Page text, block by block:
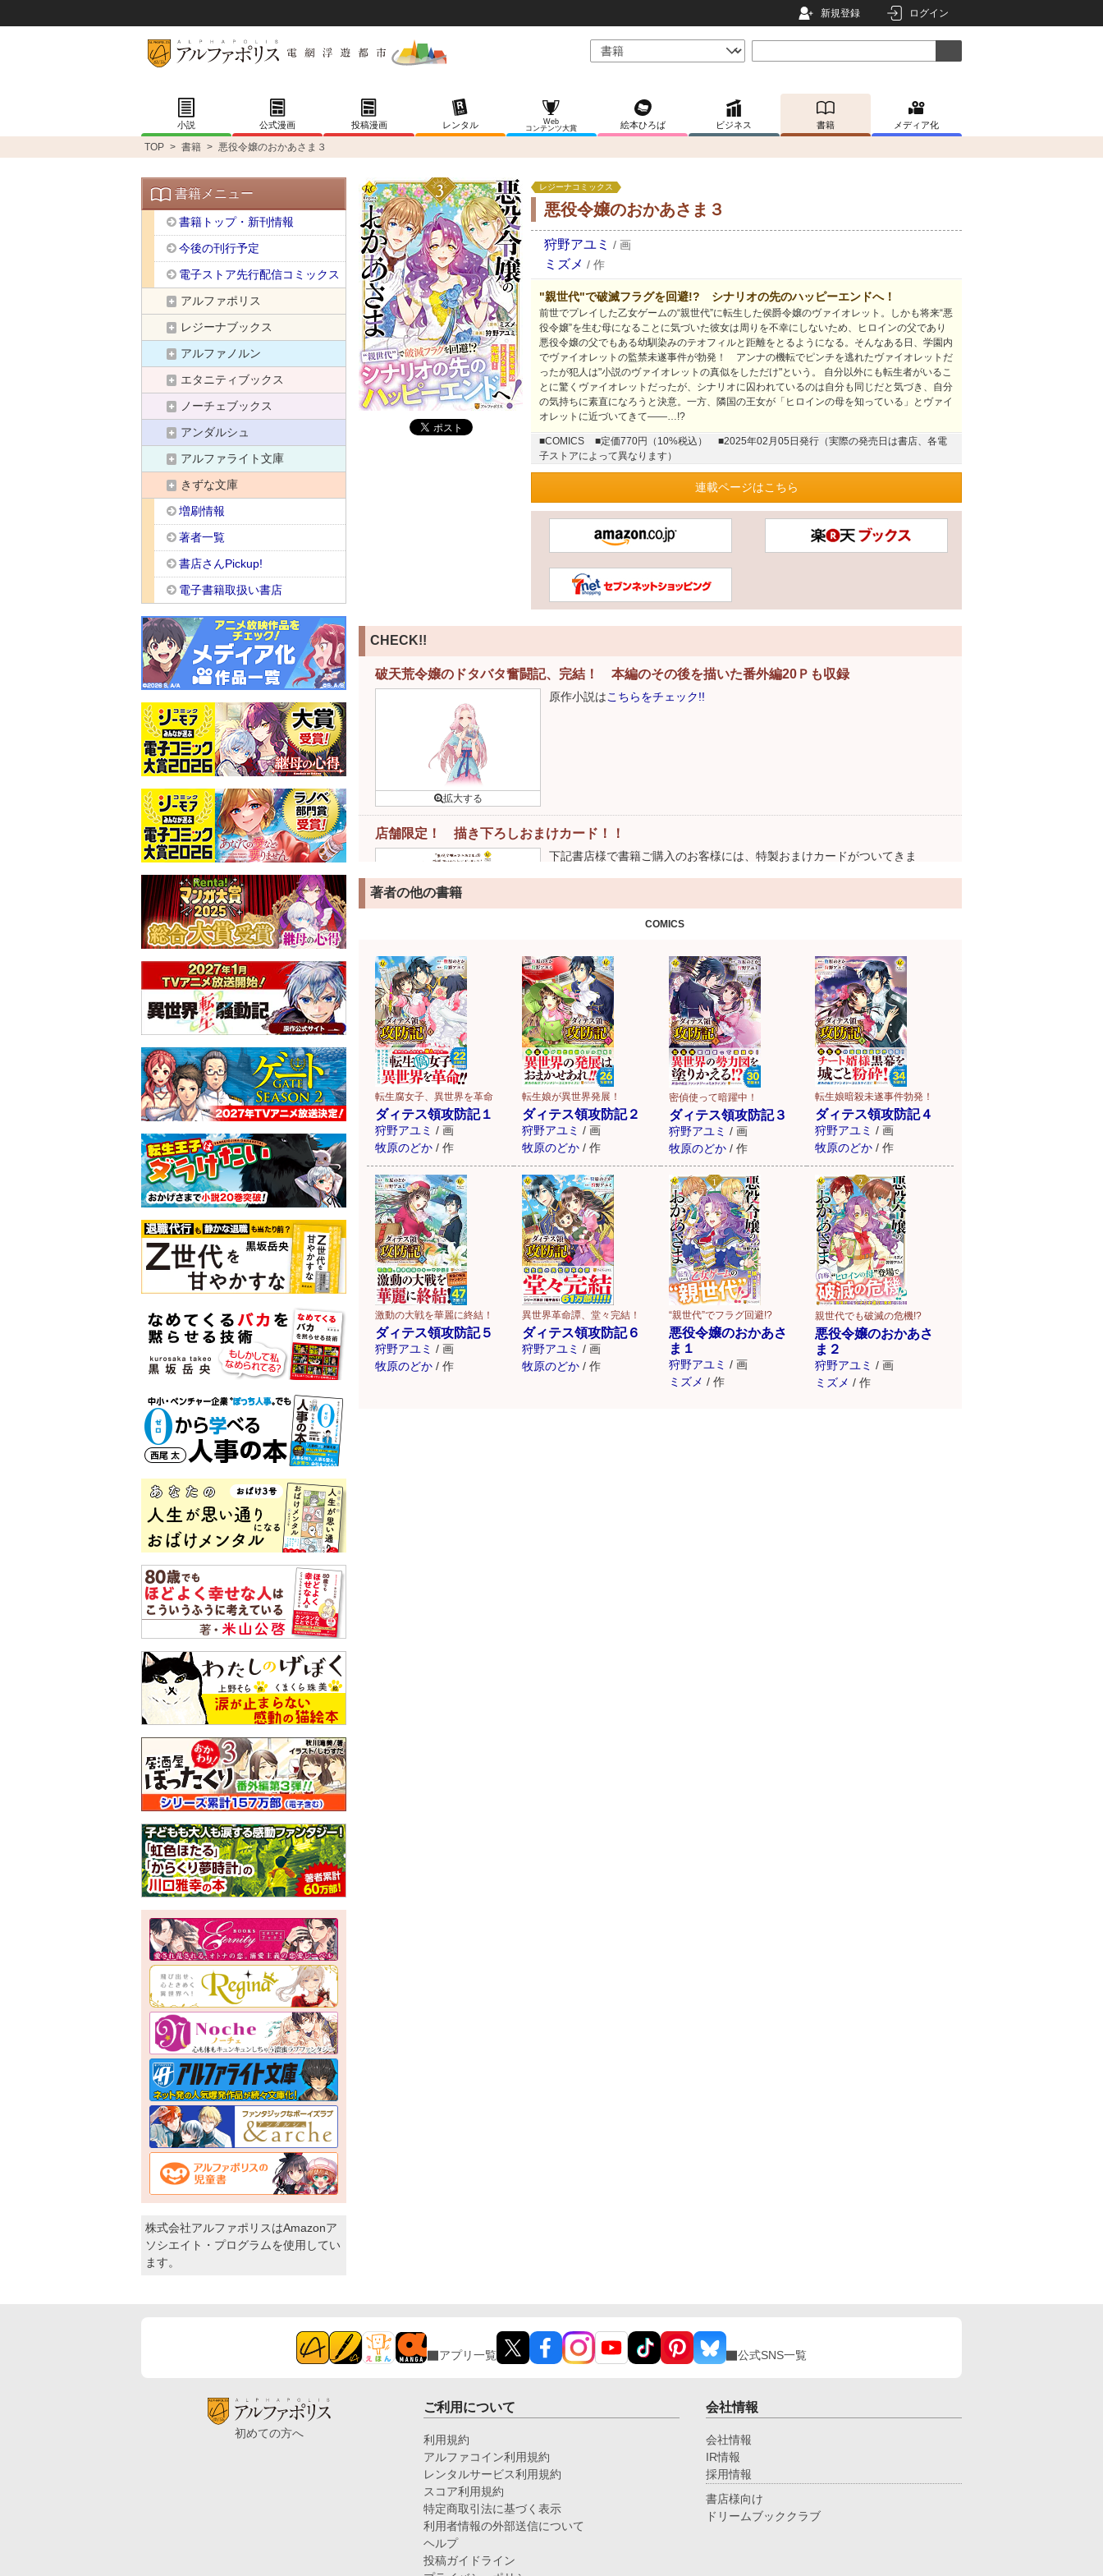
新規登録 ログイン
小説 公式漫画 投稿漫画 レンタル
Web
コンテンツ大賞
絵本ひろば ビジネス 書籍 メディア化
TOP > 書籍 > 悪役令嬢のおかあさま３
レジーナコミックス
悪役令嬢のおかあさま３
狩野アユミ / 画
ミズメ / 作
"親世代"で破滅フラグを回避!? シナリオの先のハッピーエンドへ！
前世でプレイした乙女ゲームの“親世代”に転生した侯爵令嬢のヴァイオレット。しかも将来“悪
役令嬢”を生む母になることに気づいた彼女は周りを不幸にしないため、ヒロインの父であり
悪役令嬢の父でもある幼馴染みのテオフィルと距離をとるようになる。そんなある日、学園内
でヴァイオレットの監禁未遂事件が勃発！ アンナの機転でピンチを逃れたヴァイオレットだ
ったが犯人は"小説のヴァイオレットの真似をしただけ"という。 自分以外にも転生者がいるこ
とに驚くヴァイオレットだったが、シナリオに囚われているのは自分も同じだと気づき、自分
の気持ちに素直になろうと決意。一方、隣国の王女が「ヒロインの母を知っている」とヴァイ
オレットに近づいてきて――…!?
■COMICS ■定価770円（10%税込）
■2025年02月05日発行（実際の発売日は書店、各電
子ストアによって異なります）
連載ページはこちら
CHECK!!
破天荒令嬢のドタバタ奮闘記、完結！ 本編のその後を描いた番外編20Ｐも収録
原作小説はこちらをチェック!!
店舗限定！ 描き下ろしおまけカード！！
下記書店様で書籍ご購入のお客様には、特製おまけカードがついてきま
著者の他の書籍
COMICS
転生腐女子、異世界を革命
ダィテス領攻防記１
狩野アユミ / 画
牧原のどか / 作
転生娘が異世界発展！
ダィテス領攻防記２
狩野アユミ / 画
牧原のどか / 作
密偵使って暗躍中！
ダィテス領攻防記３
狩野アユミ / 画
牧原のどか / 作
転生娘暗殺未遂事件勃発！
ダィテス領攻防記４
狩野アユミ / 画
牧原のどか / 作
激動の大戦を華麗に終結！
ダィテス領攻防記５
狩野アユミ / 画
牧原のどか / 作
異世界革命譚、堂々完結！
ダィテス領攻防記６
狩野アユミ / 画
牧原のどか / 作
“親世代”でフラグ回避!?
悪役令嬢のおかあさ
ま１
狩野アユミ / 画
ミズメ / 作
親世代でも破滅の危機!?
悪役令嬢のおかあさ
ま２
狩野アユミ / 画
ミズメ / 作
書籍メニュー
書籍トップ・新刊情報
今後の刊行予定
電子ストア先行配信コミックス
アルファポリス
レジーナブックス
アルファノルン
エタニティブックス
ノーチェブックス
アンダルシュ
アルファライト文庫
きずな文庫
増刷情報
著者一覧
書店さんPickup!
電子書籍取扱い書店
株式会社アルファポリスはAmazonア
ソシエイト・プログラムを使用してい
ます。
アプリ一覧 公式SNS一覧
初めての方へ
ご利用について
利用規約
アルファコイン利用規約
レンタルサービス利用規約
スコア利用規約
特定商取引法に基づく表示
利用者情報の外部送信について
ヘルプ
投稿ガイドライン
会社情報
会社情報
IR情報
採用情報
書店様向け
ドリームブッククラブ